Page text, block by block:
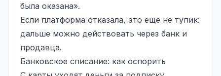
была оказана».
Если платформа отказала, это ещё не тупик:
дальше можно действовать через банк и
продавца.
Банковское списание: как оспорить